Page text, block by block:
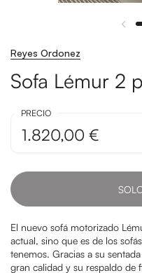
Reyes Ordonez
Sofa Lémur 2
PRECIO
1.820,00 €
El nuevo sofá motorizado
actual, sino que es de los
tenemos. Gracias a su
gran calidad y su respaldo de